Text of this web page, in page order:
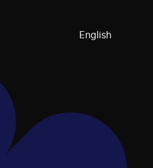
English